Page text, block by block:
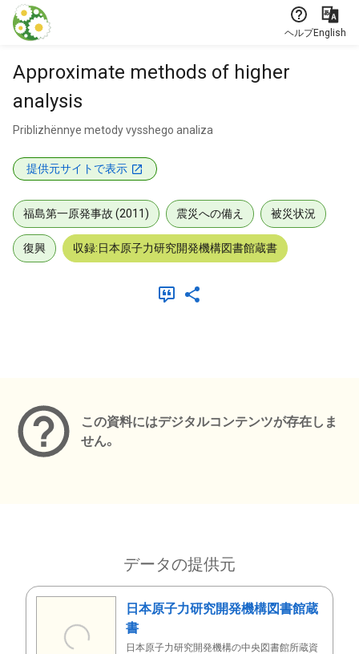
本文に飛ぶ
ヘルプEnglish
Approximate methods of higher
analysis
Priblizhënnye metody vysshego analiza
提供元サイトで表示
福島第一原発事故 (2011) 震災への備え 被災状況
復興 収録:日本原子力研究開発機構図書館蔵書
この資料にはデジタルコンテンツが存在しま
せん。
データの提供元
日本原子力研究開発機構図書館蔵
書
日本原子力研究開発機構の中央図書館所蔵資